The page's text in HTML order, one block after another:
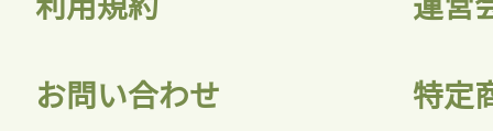
お問い合わせ 特定